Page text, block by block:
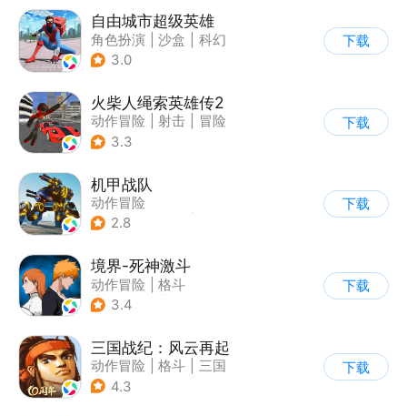
自由城市超级英雄
角色扮演 沙盒
科幻
| 开放世界
3.0
下载
火柴人绳索英雄传2
动作冒险 射击
冒险
| 开放世界
3.3
下载
机甲战队
动作冒险
| 第三人称射击
2.8
下载
境界-死神激斗
动作冒险
格斗
| 动漫改编
3.4
下载
三国战纪：风云再起
动作冒险 格斗
三国
| 横版过关
4.3
下载